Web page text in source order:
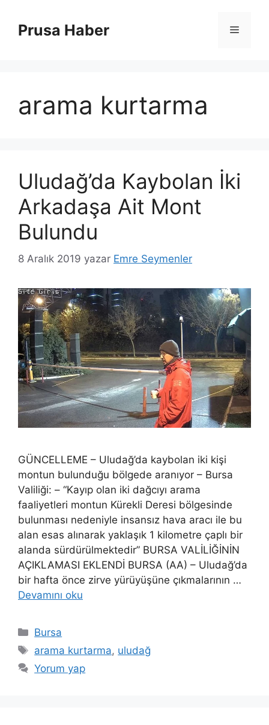
Prusa Haber Menü
arama kurtarma
Uludağ’da Kaybolan İki
Arkadaşa Ait Mont
Bulundu
8 Aralık 2019 yazar Emre Seymenler
GÜNCELLEME – Uludağ’da kaybolan iki kişi
montun bulunduğu bölgede aranıyor – Bursa
Valiliği: – “Kayıp olan iki dağcıyı arama
faaliyetleri montun Kürekli Deresi bölgesinde
bulunması nedeniyle insansız hava aracı ile bu
alan esas alınarak yaklaşık 1 kilometre çaplı bir
alanda sürdürülmektedir” BURSA VALİLİĞİNİN
AÇIKLAMASI EKLENDİ BURSA (AA) – Uludağ’da
bir hafta önce zirve yürüyüşüne çıkmalarının …
Devamını oku
Kategoriler
Bursa
Etiketler
arama kurtarma, uludağ
Yorum yap